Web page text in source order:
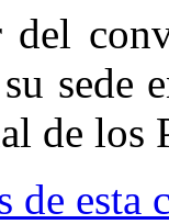
del
sede
de los
de esta